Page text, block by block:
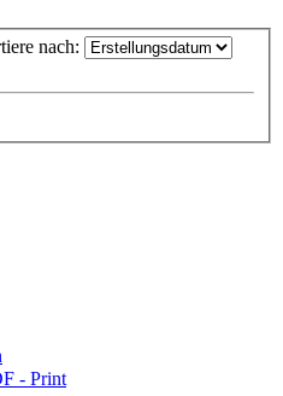
nach:
- Print